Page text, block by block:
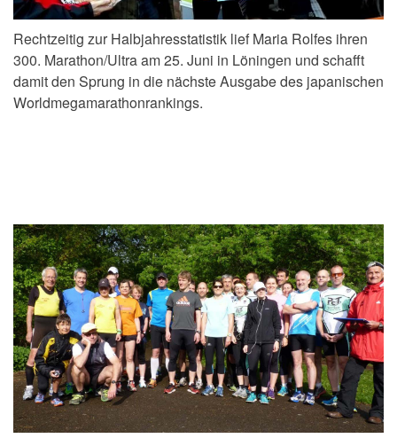
Rechtzeitig zur Halbjahresstatistik lief Maria Rolfes ihren
300. Marathon/Ultra am 25. Juni in Löningen und schafft
damit den Sprung in die nächste Ausgabe des japanischen
Worldmegamarathonrankings.